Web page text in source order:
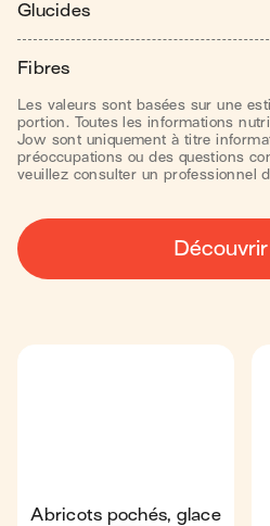
Glucides
Fibres
Les valeurs sont basées sur une
portion. Toutes les informations
Jow sont uniquement à titre
préoccupations ou des questions
veuillez consulter un professionnel
Abricots pochés, glace